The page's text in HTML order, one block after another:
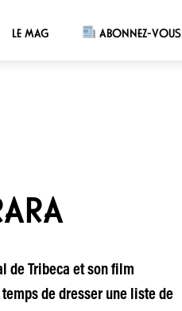
LE MAG ABONNEZ-VOUS
de Tribeca et son film
de dresser une liste de